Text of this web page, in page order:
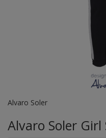
Alvaro Soler
Alvaro Soler